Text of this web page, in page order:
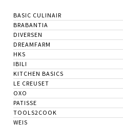
BASIC CULINAIR
BRABANTIA
DIVERSEN
DREAMFARM
HKS
IBILI
KITCHEN BASICS
LE CREUSET
OXO
PATISSE
TOOLS2COOK
WEIS